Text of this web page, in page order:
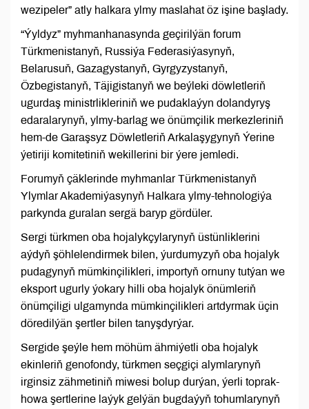
wezipeler” atly halkara ylmy maslahat öz işine başlady.
“Ýyldyz” myhmanhanasynda geçirilýän forum
Türkmenistanyň, Russiýa Federasiýasynyň,
Belarusuň, Gazagystanyň, Gyrgyzystanyň,
Özbegistanyň, Täjigistanyň we beýleki döwletleriň
ugurdaş ministrlikleriniň we pudaklaýyn dolandyryş
edaralarynyň, ylmy-barlag we önümçilik merkezleriniň
hem-de Garaşsyz Döwletleriň Arkalaşygynyň Ýerine
ýetiriji komitetiniň wekillerini bir ýere jemledi.
Forumyň çäklerinde myhmanlar Türkmenistanyň
Ylymlar Akademiýasynyň Halkara ylmy-tehnologiýa
parkynda guralan sergä baryp gördüler.
Sergi türkmen oba hojalykçylarynyň üstünliklerini
aýdyň şöhlelendirmek bilen, ýurdumyzyň oba hojalyk
pudagynyň mümkinçilikleri, importyň ornuny tutýan we
eksport ugurly ýokary hilli oba hojalyk önümleriň
önümçiligi ulgamynda mümkinçilikleri artdyrmak üçin
döredilýän şertler bilen tanyşdyrýar.
Sergide şeýle hem möhüm ähmiýetli oba hojalyk
ekinleriň genofondy, türkmen seçgiçi alymlarynyň
irginsiz zähmetiniň miwesi bolup durýan, ýerli toprak-
howa şertlerine laýyk gelýän bugdaýyň tohumlarynyň